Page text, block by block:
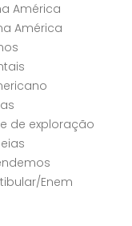
América
América
de exploração
Enem